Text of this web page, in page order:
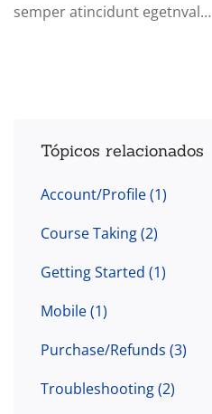
semper atincidunt egetnval…
Tópicos relacionados
Account/Profile(1)
Course Taking(2)
Getting Started (1)
Mobile(1)
Purchase/Refunds (3)
Troubleshooting(2)